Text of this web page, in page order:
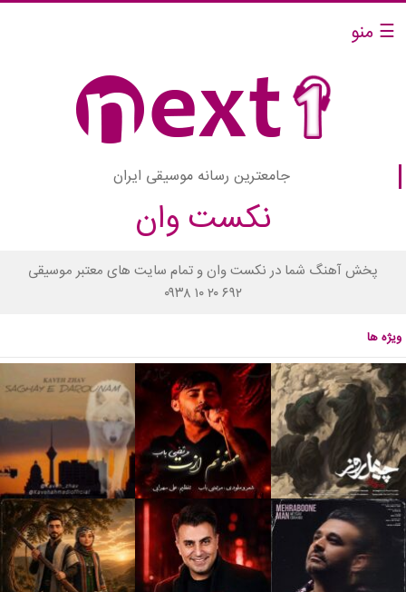
☰ منو
جامعترین رسانه موسیقی ایران
نکست وان
پخش آهنگ شما در نکست وان و تمام سایت های معتبر موسیقی
۰۹۳۸ ۱۰ ۲۰ ۶۹۲
ویژه ها